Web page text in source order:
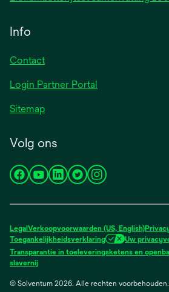
Info
Contact
Login Partner Portal
Sitemap
Volg ons
opens
new
tab
opens
new
tab
opens
tab
opens
new
tab
opens
new
tab
LegalVerkoopvoorwaarden (US, English)
Toegankelijkheidsverklaring
Uw
Transparantie in toeleveringsketens en
slavernijopens
a
© Solventum 2026. Alle rechten voorbehouden.